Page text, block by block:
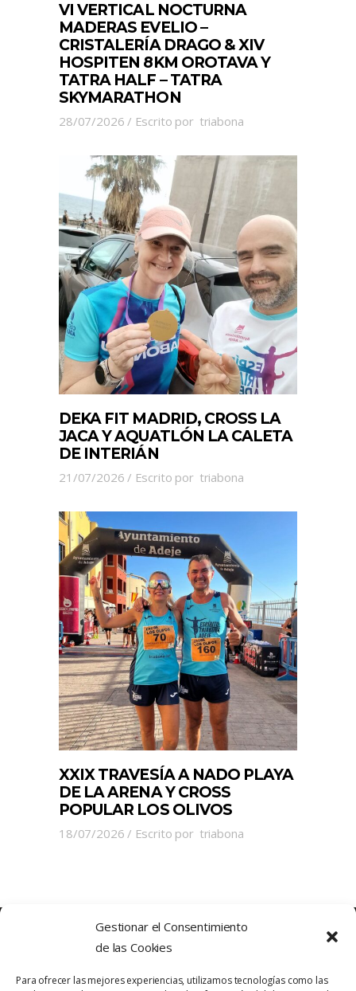
Gestionar el Consentimiento
de las Cookies
Para ofrecer las mejores experiencias, utilizamos tecnologías como las
VI VERTICAL NOCTURNA
MADERAS EVELIO –
CRISTALERÍA DRAGO & XIV
HOSPITEN 8KM OROTAVA Y
TATRA HALF – TATRA
SKYMARATHON
28/07/2026 Escrito por triabona
DEKA FIT MADRID, CROSS LA
JACA Y AQUATLÓN LA CALETA
DE INTERIÁN
21/07/2026 Escrito por triabona
XXIX TRAVESÍA A NADO PLAYA
DE LA ARENA Y CROSS
POPULAR LOS OLIVOS
18/07/2026 Escrito por triabona